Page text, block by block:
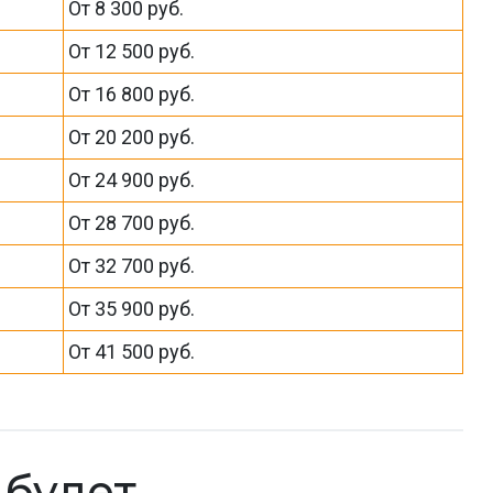
От 8 300 руб.
От 12 500 руб.
От 16 800 руб.
От 20 200 руб.
От 24 900 руб.
От 28 700 руб.
От 32 700 руб.
От 35 900 руб.
От 41 500 руб.